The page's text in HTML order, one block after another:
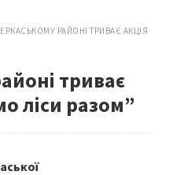
РАЙОНІ ТРИВАЄ АКЦІЯ
триває
ліси разом”